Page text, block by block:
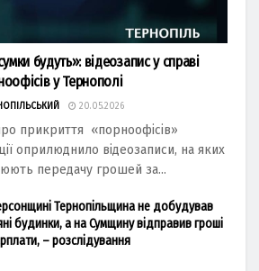
будуть»: відеозапис у справі
у Тернополі
20.05.2026
прикриття «порноофісів»
оприлюднило відеозаписи, на яких
передачу грошей за...
Тернопільщина не добудував
будинки, а на Сумщину відправив гроші
– розслідування